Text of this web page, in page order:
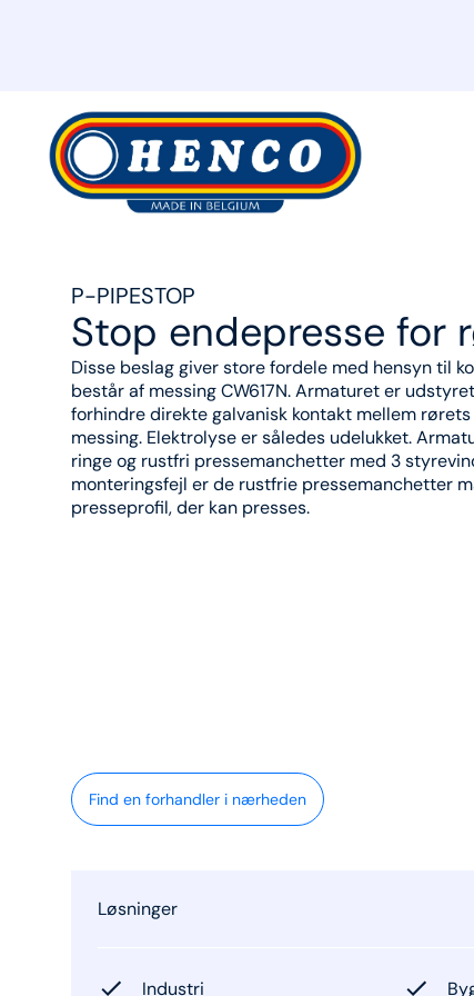
P-PIPESTOP
Stop endepresse for
Disse beslag giver store fordele med hensyn til
består af messing CW617N. Armaturet er
forhindre direkte galvanisk kontakt mellem
messing. Elektrolyse er således udelukket.
ringe og rustfri pressemanchetter med 3
monteringsfejl er de rustfrie pressemanchetter
presseprofil, der kan presses.
Find en forhandler i nærheden
Løsninger
Industri